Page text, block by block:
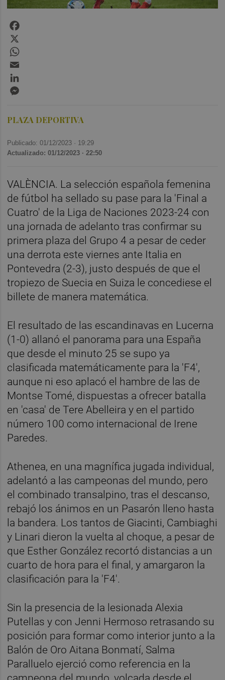
PLAZA DEPORTIVA
Publicado: 01/12/2023 · 19:29
Actualizado: 01/12/2023 · 22:50
VALÈNCIA. La selección española femenina
de fútbol ha sellado su pase para la 'Final a
Cuatro' de la Liga de Naciones 2023-24 con
una jornada de adelanto tras confirmar su
primera plaza del Grupo 4 a pesar de ceder
una derrota este viernes ante Italia en
Pontevedra (2-3), justo después de que el
tropiezo de Suecia en Suiza le concediese el
billete de manera matemática.
El resultado de las escandinavas en Lucerna
(1-0) allanó el panorama para una España
que desde el minuto 25 se supo ya
clasificada matemáticamente para la 'F4',
aunque ni eso aplacó el hambre de las de
Montse Tomé, dispuestas a ofrecer batalla
en 'casa' de Tere Abelleira y en el partido
número 100 como internacional de Irene
Paredes.
Athenea, en una magnífica jugada individual,
adelantó a las campeonas del mundo, pero
el combinado transalpino, tras el descanso,
rebajó los ánimos en un Pasarón lleno hasta
la bandera. Los tantos de Giacinti, Cambiaghi
y Linari dieron la vuelta al choque, a pesar de
que Esther González recortó distancias a un
cuarto de hora para el final, y amargaron la
clasificación para la 'F4'.
Sin la presencia de la lesionada Alexia
Putellas y con Jenni Hermoso retrasando su
posición para formar como interior junto a la
Balón de Oro Aitana Bonmatí, Salma
Paralluelo ejerció como referencia en la